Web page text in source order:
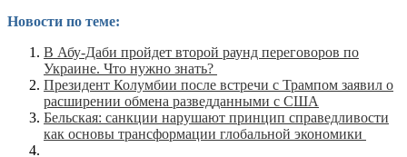
Новости по теме:
В Абу-Даби пройдет второй раунд переговоров по
Украине. Что нужно знать?
Президент Колумбии после встречи с Трампом заявил о
расширении обмена разведданными с США
Бельская: санкции нарушают принцип справедливости
как основы трансформации глобальной экономики